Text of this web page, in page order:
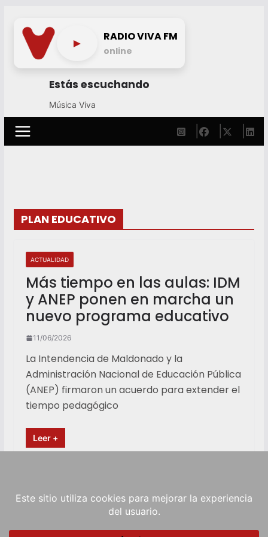
content
► RADIO VIVA FM
online
Estás escuchando
Música Viva
PLAN EDUCATIVO
ACTUALIDAD
Más tiempo en las aulas: IDM
y ANEP ponen en marcha un
nuevo programa educativo
11/06/2026
La Intendencia de Maldonado y la
Administración Nacional de Educación Pública
(ANEP) firmaron un acuerdo para extender el
tiempo pedagógico
Leer +